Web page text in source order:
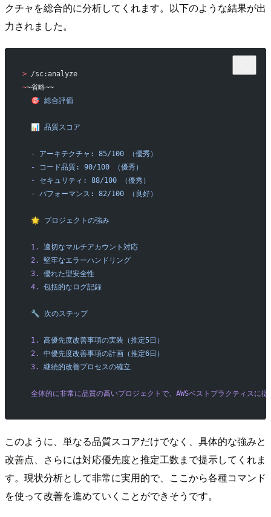
クチャを総合的に分析してくれます。以下のような結果が出
力されました。
> /sc:analyze
~~省略~~
  🎯
総合評価
  📊
品質スコア
  -
アーキテクチャ: 85/100 （優秀）
  -
コード品質: 90/100 （優秀）
  -
セキュリティ: 88/100 （優秀）
  -
パフォーマンス: 82/100 （良好）
  🌟
プロジェクトの強み
  1.
適切なマルチアカウント対応
  2.
堅牢なエラーハンドリング
  3.
優れた型安全性
  4.
包括的なログ記録
  🔧
次のステップ
  1.
高優先度改善事項の実装（推定5日）
  2.
中優先度改善事項の計画（推定6日）
  3.
継続的改善プロセスの確立
全体的に非常に品質の高いプロジェクトで、AWSベストプラクティスに
このように、単なる品質スコアだけでなく、具体的な強みと
改善点、さらには対応優先度と推定工数まで提示してくれま
す。現状分析として非常に実用的で、ここから各種コマンド
を使って改善を進めていくことができそうです。